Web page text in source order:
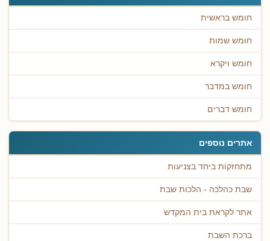
חומש בראשית
חומש שמות
חומש ויקרא
חומש במדבר
חומש דברים
אתרים נוספים
מתחזקות ביחד בצניעות
שבת כהלכה - הלכות שבת
אתר לקראת בית המקדש
ברכת השבת